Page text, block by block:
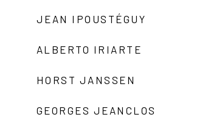
JEAN IPOUSTÉGUY
ALBERTO IRIARTE
HORST JANSSEN
GEORGES JEANCLOS